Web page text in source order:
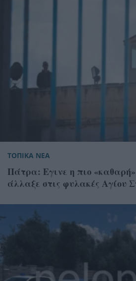
ΤΟΠΙΚΑ ΝΕΑ
Πάτρα: Εγινε η πιο
άλλαξε στις φυλακές Αγίου